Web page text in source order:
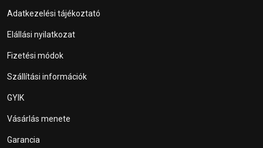
Adatkezelési tájékoztató
Elállási nyilatkozat
Fizetési módok
Szállítási információk
GYIK
Vásárlás menete
Garancia